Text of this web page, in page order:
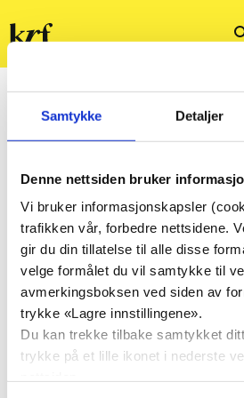
Samtykke Detaljer
Denne nettsiden bruker
Vi bruker informasjonskapsler
trafikken vår, forbedre nettsidene.
gir du din tillatelse til alle disse
velge formålet du vil samtykke til
avmerkingsboksen ved siden av
trykke «Lagre innstillingene».
Du kan trekke tilbake samtykket
trykke på et lille ikonet i nederste
Kristelig
Folkeparti
Del
på
Facebook
Del
på
Twitter
23.
apr.
Fylkesstyremøte
Rogaland KrF – fylkeskontor